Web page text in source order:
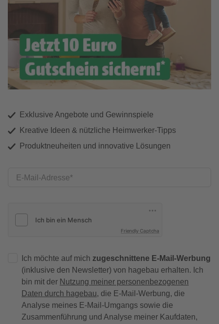
Exklusive Angebote und Gewinnspiele
Kreative Ideen & nützliche Heimwerker-Tipps
Produktneuheiten und innovative Lösungen
E-Mail-Adresse
Friendly Captcha
Ich möchte auf mich zugeschnittene E-Mail-Werbung
(inklusive den Newsletter) von hagebau erhalten. Ich
bin mit der Nutzung meiner personenbezogenen
Daten durch hagebau, die E-Mail-Werbung, die
Analyse meines E-Mail-Umgangs sowie die
Zusammenführung und Analyse meiner Kaufdaten,